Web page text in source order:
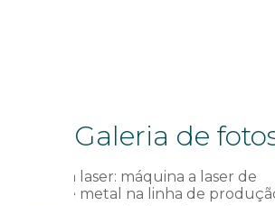
Galeria de